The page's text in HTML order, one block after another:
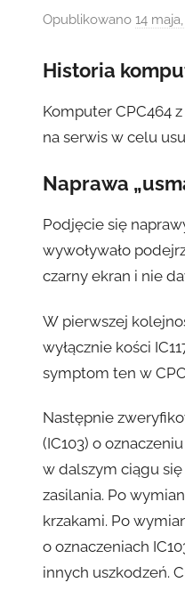
Opublikowano 14
Historia
Komputer CPC464
na serwis w celu
Naprawa
Podjęcie się
wywoływało
czarny ekran i nie
W pierwszej
wyłącznie kości
symptom ten w
Następnie
(IC103) o
w dalszym ciągu się
zasilania. Po
krzakami. Po
o oznaczeniach
innych uszkodzeń.